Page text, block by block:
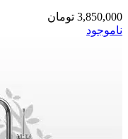
3,850,000 تومان
ناموجود